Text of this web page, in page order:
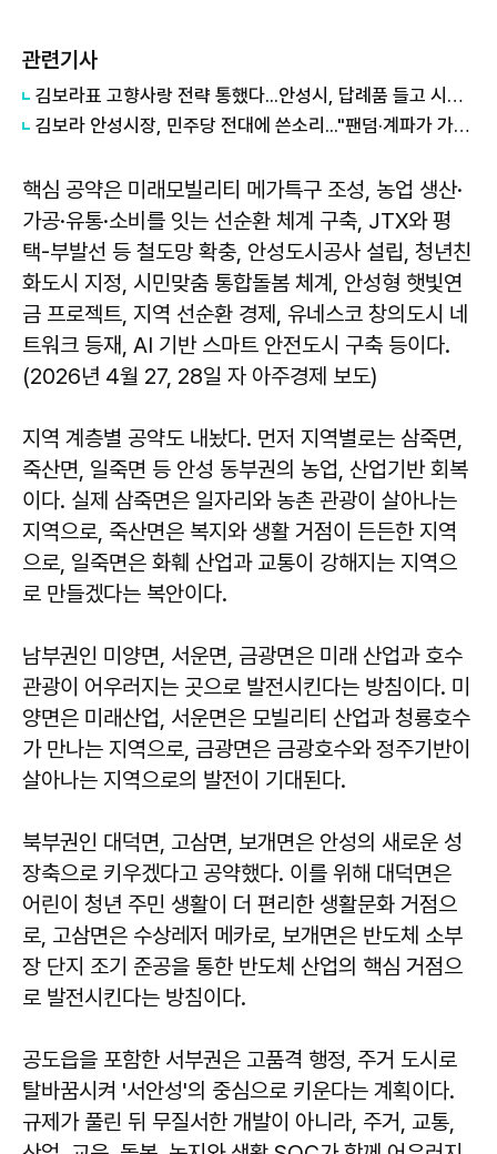
관련기사
김보라표 고향사랑 전략 통했다...안성시, 답례품 들고 시민 곁으로
김보라 안성시장, 민주당 전대에 쓴소리..."팬덤·계파가 가치 대신해선 안 돼"
핵심 공약은 미래모빌리티 메가특구 조성, 농업 생산·
가공·유통·소비를 잇는 선순환 체계 구축, JTX와 평
택-부발선 등 철도망 확충, 안성도시공사 설립, 청년친
화도시 지정, 시민맞춤 통합돌봄 체계, 안성형 햇빛연
금 프로젝트, 지역 선순환 경제, 유네스코 창의도시 네
트워크 등재, AI 기반 스마트 안전도시 구축 등이다.
(2026년 4월 27, 28일 자 아주경제 보도)
지역 계층별 공약도 내놨다. 먼저 지역별로는 삼죽면,
죽산면, 일죽면 등 안성 동부권의 농업, 산업기반 회복
이다. 실제 삼죽면은 일자리와 농촌 관광이 살아나는
지역으로, 죽산면은 복지와 생활 거점이 든든한 지역
으로, 일죽면은 화훼 산업과 교통이 강해지는 지역으
로 만들겠다는 복안이다.
남부권인 미양면, 서운면, 금광면은 미래 산업과 호수
관광이 어우러지는 곳으로 발전시킨다는 방침이다. 미
양면은 미래산업, 서운면은 모빌리티 산업과 청룡호수
가 만나는 지역으로, 금광면은 금광호수와 정주기반이
살아나는 지역으로의 발전이 기대된다.
북부권인 대덕면, 고삼면, 보개면은 안성의 새로운 성
장축으로 키우겠다고 공약했다. 이를 위해 대덕면은
어린이 청년 주민 생활이 더 편리한 생활문화 거점으
로, 고삼면은 수상레저 메카로, 보개면은 반도체 소부
장 단지 조기 준공을 통한 반도체 산업의 핵심 거점으
로 발전시킨다는 방침이다.
공도읍을 포함한 서부권은 고품격 행정, 주거 도시로
탈바꿈시켜 '서안성'의 중심으로 키운다는 계획이다.
규제가 풀린 뒤 무질서한 개발이 아니라, 주거, 교통,